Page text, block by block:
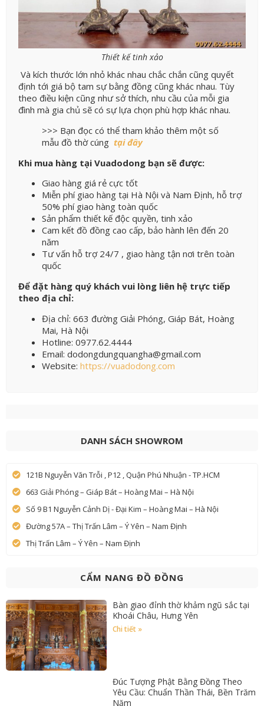
Thiết kế tinh xảo
Và kích thước lớn nhỏ khác nhau chắc chắn cũng quyết
định tới giá bộ tam sự bằng đồng cũng khác nhau. Tùy
theo điều kiện cũng như sở thích, nhu cầu của mỗi gia
đình mà gia chủ sẽ có sự lựa chọn phù hợp khác nhau.
>>> Bạn đọc có thể tham khảo thêm một số
mẫu đồ thờ cúng tại đây
Khi mua hàng tại Vuadodong bạn sẽ được:
Giao hàng giá rẻ cực tốt
Miễn phí giao hàng tại Hà Nội và Nam Định, hỗ trợ
50% phí giao hàng toàn quốc
Sản phẩm thiết kế độc quyền, tinh xảo
Cam kết đồ đồng cao cấp, bảo hành lên đến 20
năm
Tư vấn hỗ trợ 24/7 , giao hàng tận nơi trên toàn
quốc
Để đặt hàng quý khách vui lòng liên hệ trực tiếp
theo địa chỉ:
Địa chỉ: 663 đường Giải Phóng, Giáp Bát, Hoàng
Mai, Hà Nội
Hotline: 0977.62.4444
Email: dodongdungquangha@gmail.com
Website: https://vuadodong.com
DANH SÁCH SHOWROM
121B Nguyễn Văn Trỗi , P12 , Quận Phú Nhuận - TP.HCM
663 Giải Phóng – Giáp Bát – Hoàng Mai – Hà Nội
Số 9 B1 Nguyễn Cảnh Dị - Đại Kim – Hoàng Mai – Hà Nội
Đường 57A – Thị Trấn Lâm – Ý Yên – Nam Định
Thị Trấn Lâm – Ý Yên – Nam Định
CẨM NANG ĐỒ ĐỒNG
Bàn giao đỉnh thờ khảm ngũ sắc tại
Khoái Châu, Hưng Yên
Chi tiết »
Đúc Tượng Phật Bằng Đồng Theo
Yêu Cầu: Chuẩn Thần Thái, Bền Trăm
Năm